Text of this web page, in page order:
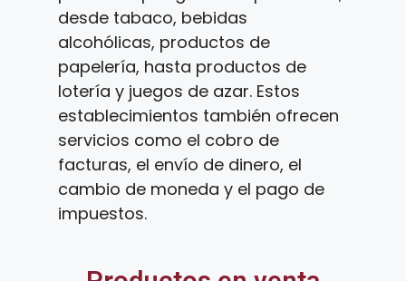
desde tabaco, bebidas
alcohólicas, productos de
papelería, hasta productos de
lotería y juegos de azar. Estos
establecimientos también ofrecen
servicios como el cobro de
facturas, el envío de dinero, el
cambio de moneda y el pago de
impuestos.